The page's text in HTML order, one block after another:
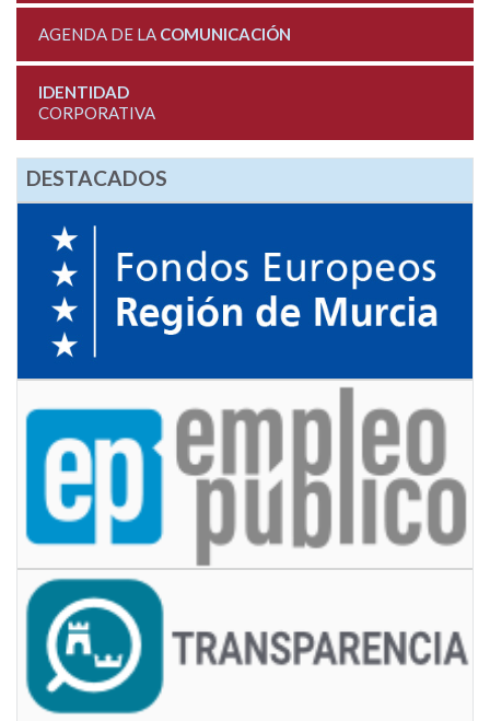
AGENDA DE LA COMUNICACIÓN
IDENTIDAD
CORPORATIVA
DESTACADOS